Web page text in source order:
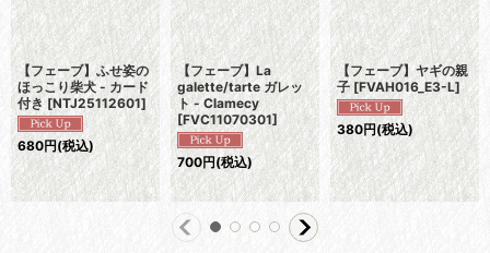
【フェーブ】ふせ姿の
ほっこり柴犬 - カード
付き [NTJ25112601]
680円(税込)
【フェーブ】La
galette/tarte ガレッ
ト - Clamecy
[FVC11070301]
700円(税込)
【フェーブ】ヤギの親
子 [FVAH016_E3-L]
380円(税込)